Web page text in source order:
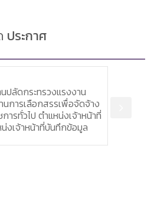
ประกาศ
ประกาศสำนักงานปลัดกระทรวงแ
เรื่อง รายชื่อผู้มีสิทธิเข้ารับการประ
สมรรถนะบุคคล เพื่อจัดจ้างเป็นพ
ราชการ ตำแหน่งเจ้าหน้าที่ธุรการแ